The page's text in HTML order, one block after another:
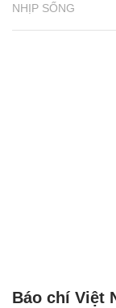
NHỊP SỐNG
Báo chí Việt